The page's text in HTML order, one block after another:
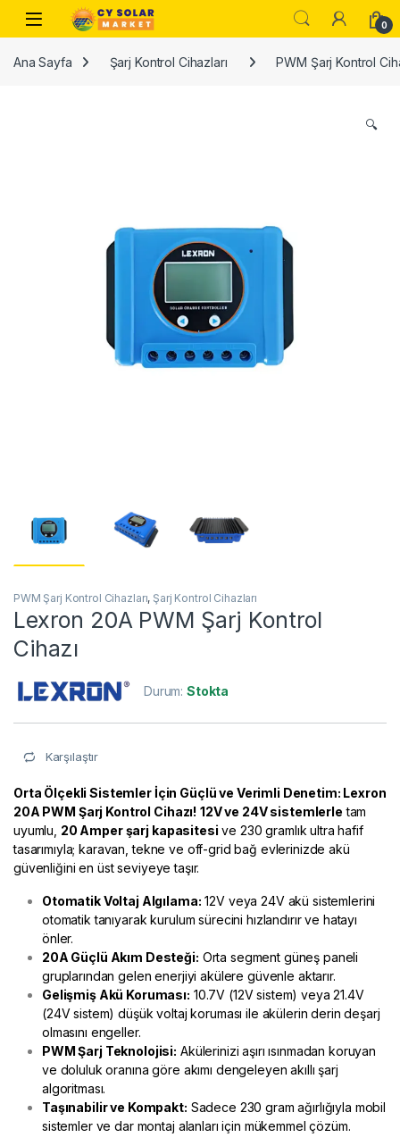
Skip to navigation
Skip to content
Open 0
Ana Sayfa Şarj Kontrol Cihazları PWM Şarj Kontrol
🔍
PWM Şarj Kontrol Cihazları, Şarj Kontrol Cihazları
Lexron 20A PWM Şarj Kontrol
Cihazı
Durum:Stokta
Karşılaştır
Orta Ölçekli Sistemler İçin Güçlü ve Verimli Denetim: Lexron
20A PWM Şarj Kontrol Cihazı! 12V ve 24V sistemlerle tam
uyumlu, 20 Amper şarj kapasitesi ve 230 gramlık ultra hafif
tasarımıyla; karavan, tekne ve off-grid bağ evlerinizde akü
güvenliğini en üst seviyeye taşır.
Otomatik Voltaj Algılama: 12V veya 24V akü sistemlerini
otomatik tanıyarak kurulum sürecini hızlandırır ve hatayı
önler.
20A Güçlü Akım Desteği: Orta segment güneş paneli
gruplarından gelen enerjiyi akülere güvenle aktarır.
Gelişmiş Akü Koruması: 10.7V (12V sistem) veya 21.4V
(24V sistem) düşük voltaj koruması ile akülerin derin deşarj
olmasını engeller.
PWM Şarj Teknolojisi: Akülerinizi aşırı ısınmadan koruyan
ve doluluk oranına göre akımı dengeleyen akıllı şarj
algoritması.
Taşınabilir ve Kompakt: Sadece 230 gram ağırlığıyla mobil
sistemler ve dar montaj alanları için mükemmel çözüm.